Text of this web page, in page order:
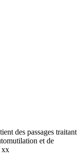
des passages traitant
et de
xx